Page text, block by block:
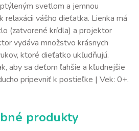
svetlom a jemnou
relaxácii vášho dieťatka. Lienka má
(zatvorené krídla) a projektor
vydáva množstvo krásnych
ktoré dieťatko ukľudňujú.
aby sa deťom ľahšie a kľudnejšie
pripevniť k postieľke | Vek: 0+.
produkty